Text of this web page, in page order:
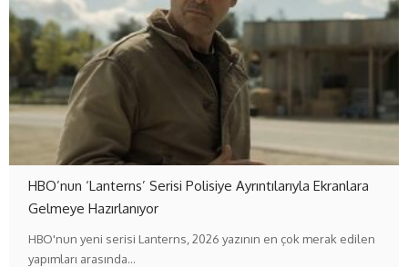
HBO’nun ‘Lanterns’ Serisi Polisiye Ayrıntılarıyla Ekranlara
Gelmeye Hazırlanıyor
HBO'nun yeni serisi Lanterns, 2026 yazının en çok merak edilen
yapımları arasında…